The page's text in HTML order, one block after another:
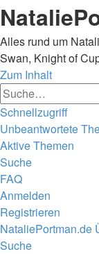
Alles rund um
Swan, Knight of
Zum Inhalt
Schnellzugriff
Unbeantwortete
Aktive Themen
Suche
FAQ
Anmelden
Registrieren
NataliePortman.de
Suche